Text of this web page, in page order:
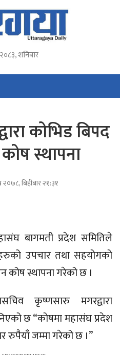
शनिबार
कोभिड बिपद
स्थापना
बिहीबार २१:३१
बागमती प्रदेश समितिले
उपचार तथा सहयोगको
कोष स्थापना गरेको छ ।
कृष्णसारु मगरद्वारा
छ “कोषमा महासंघ प्रदेश
रुपैयाँ जम्मा गरेको छ ।”